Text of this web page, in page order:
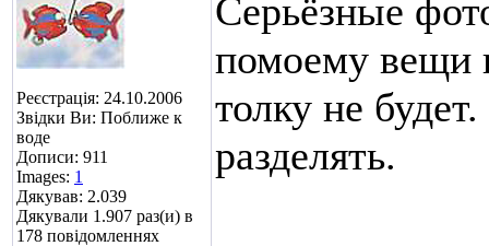
Реєстрація: 24.10.2006
Звідки Ви: Поближе к
воде
Дописи: 911
Images: 1
Дякував: 2.039
Дякували 1.907 раз(и) в
178 повідомленнях
Серьёзные
помоему вещи
толку не
разделять.